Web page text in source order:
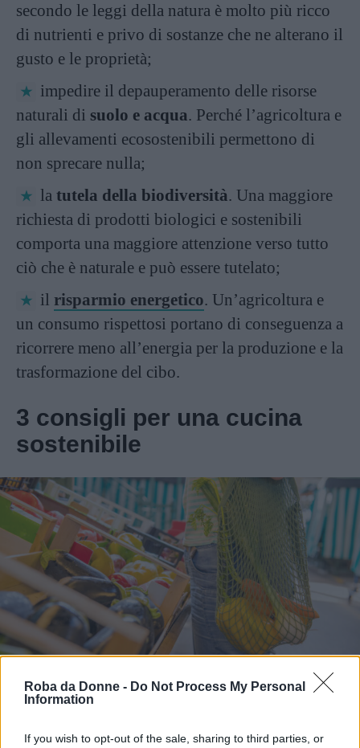
Roba da Donne - Do Not Process My Personal
Information
If you wish to opt-out of the sale, sharing to third parties, or
secondo le leggi della natura è molto più ricco
di nutrienti e privo di sostanze che ne alterano il
gusto e le proprietà;
impedire il depauperamento delle risorse
naturali di suolo e acqua. Perché l’agricoltura e
gli allevamenti ecosostenibili permettono di
non sprecare nulla;
la tutela della biodiversità. Una maggiore
richiesta di prodotti biologici e sostenibili
comporta una maggiore attenzione verso tutto
ciò che è naturale e può essere tutelato;
il risparmio energetico. Un’agricoltura e
un consumo rispettosi portano di conseguenza a
ricorrere meno all’energia per la produzione e la
trasformazione del cibo.
3 consigli per una cucina
sostenibile
1. Usate prodotti di cui conoscete